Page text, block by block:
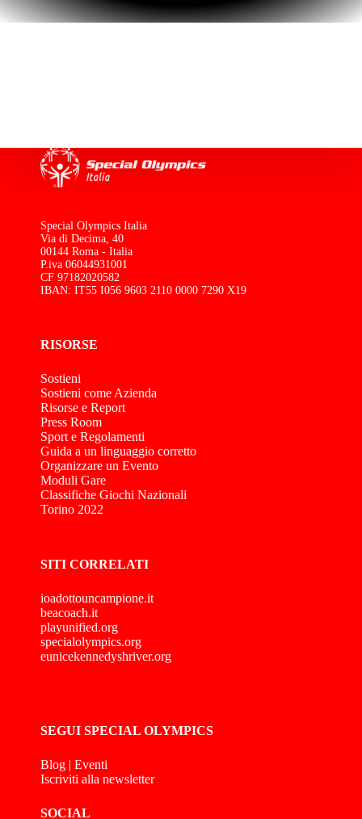
Special Olympics Italia
Via di Decima, 40
00144 Roma - Italia
P.iva 06044931001
CF 97182020582
IBAN: IT55 I056 9603 2110 0000 7290 X19
RISORSE
Sostieni
Sostieni come Azienda
Risorse e Report
Press Room
Sport e Regolamenti
Guida a un linguaggio corretto
Organizzare un Evento
Moduli Gare
Classifiche Giochi Nazionali
Torino 2022
SITI CORRELATI
ioadottouncampione.it
beacoach.it
playunified.org
specialolympics.org
eunicekennedyshriver.org
SEGUI SPECIAL OLYMPICS
Blog | Eventi
Iscriviti alla newsletter
SOCIAL